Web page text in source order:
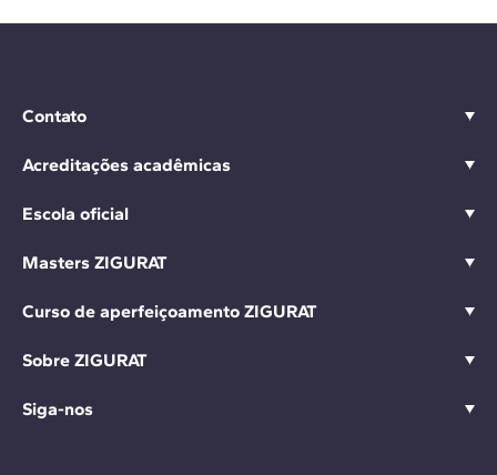
Contato
Acreditações acadêmicas
Escola oficial
Masters ZIGURAT
Curso de aperfeiçoamento ZIGURAT
Sobre ZIGURAT
Siga-nos